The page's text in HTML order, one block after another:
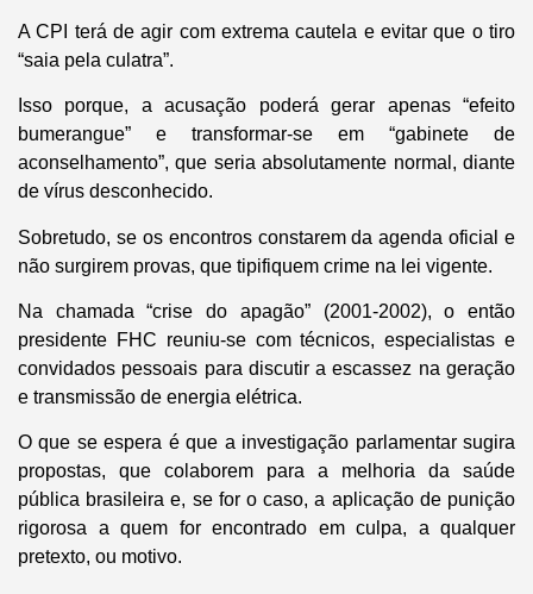
A CPI terá de agir com extrema cautela e evitar que o tiro
“saia pela culatra”.
Isso porque, a acusação poderá gerar apenas “efeito
bumerangue” e transformar-se em “gabinete de
aconselhamento”, que seria absolutamente normal, diante
de vírus desconhecido.
Sobretudo, se os encontros constarem da agenda oficial e
não surgirem provas, que tipifiquem crime na lei vigente.
Na chamada “crise do apagão” (2001-2002), o então
presidente FHC reuniu-se com técnicos, especialistas e
convidados pessoais para discutir a escassez na geração
e transmissão de energia elétrica.
O que se espera é que a investigação parlamentar sugira
propostas, que colaborem para a melhoria da saúde
pública brasileira e, se for o caso, a aplicação de punição
rigorosa a quem for encontrado em culpa, a qualquer
pretexto, ou motivo.